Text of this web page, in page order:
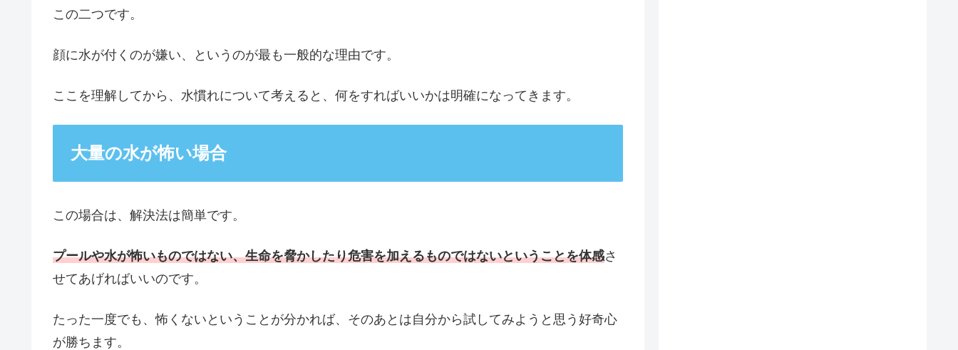
この二つです。
顔に水が付くのが嫌い、というのが最も一般的な理由です。
ここを理解してから、水慣れについて考えると、何をすればいいかは明確になってきます。
大量の水が怖い場合
この場合は、解決法は簡単です。
プールや水が怖いものではない、生命を脅かしたり危害を加えるものではないということを体感さ
せてあげればいいのです。
たった一度でも、怖くないということが分かれば、そのあとは自分から試してみようと思う好奇心
が勝ちます。